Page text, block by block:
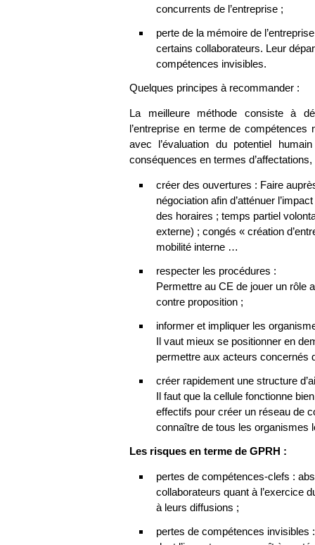
concurrents de l’entreprise ;
perte de la mémoire de
certains collaborateurs. Leur
compétences invisibles.
Quelques principes à recommander :
La meilleure méthode consiste à
l’entreprise en terme de
avec l’évaluation du potentiel
conséquences en termes
créer des ouvertures : Faire
négociation afin d’atténuer
des horaires ; temps partiel
externe) ; congés « création
mobilité interne …
respecter les procédures :
Permettre au CE de jouer un rôle
contre proposition ;
informer et impliquer les
Il vaut mieux se positionner en
permettre aux acteurs concernés
créer rapidement une structure
Il faut que la cellule fonctionne
effectifs pour créer un réseau de
connaître de tous les organismes
Les risques en terme de GPRH :
pertes de compétences-clefs :
collaborateurs quant à l’exercice
à leurs diffusions ;
pertes de compétences invisibles